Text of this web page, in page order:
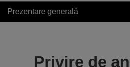
Prezentare generală
Privire de